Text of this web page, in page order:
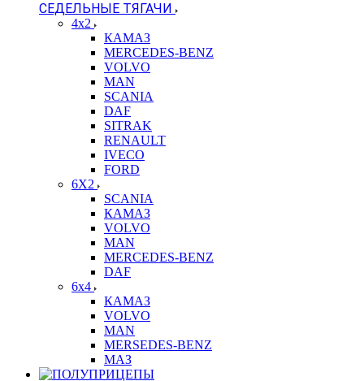
СЕДЕЛЬНЫЕ ТЯГАЧИ
4x2
КАМАЗ
MERCEDES-BENZ
VOLVO
MAN
SCANIA
DAF
SITRAK
RENAULT
IVECO
FORD
6X2
SCANIA
КАМАЗ
VOLVO
MAN
MERCEDES-BENZ
DAF
6x4
КАМАЗ
VOLVO
MAN
MERSEDES-BENZ
МАЗ